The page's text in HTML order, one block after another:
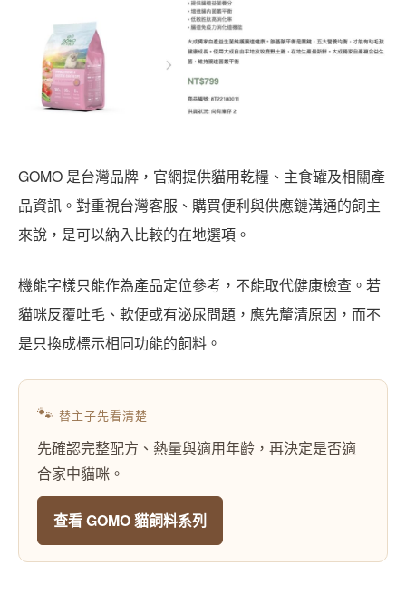
GOMO 是台灣品牌，官網提供貓用乾糧、主食罐及相關產
品資訊。對重視台灣客服、購買便利與供應鏈溝通的飼主
來說，是可以納入比較的在地選項。
機能字樣只能作為產品定位參考，不能取代健康檢查。若
貓咪反覆吐毛、軟便或有泌尿問題，應先釐清原因，而不
是只換成標示相同功能的飼料。
🐾 替主子先看清楚
先確認完整配方、熱量與適用年齡，再決定是否適
合家中貓咪。
查看 GOMO 貓飼料系列